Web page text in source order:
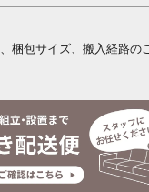
梱包サイズ、搬入経路の